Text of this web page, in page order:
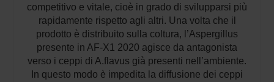
competitivo e vitale, cioè in grado di svilupparsi più
rapidamente rispetto agli altri. Una volta che il
prodotto è distribuito sulla coltura, l’Aspergillus
presente in AF-X1 2020 agisce da antagonista
verso i ceppi di A.flavus già presenti nell’ambiente.
In questo modo è impedita la diffusione dei ceppi